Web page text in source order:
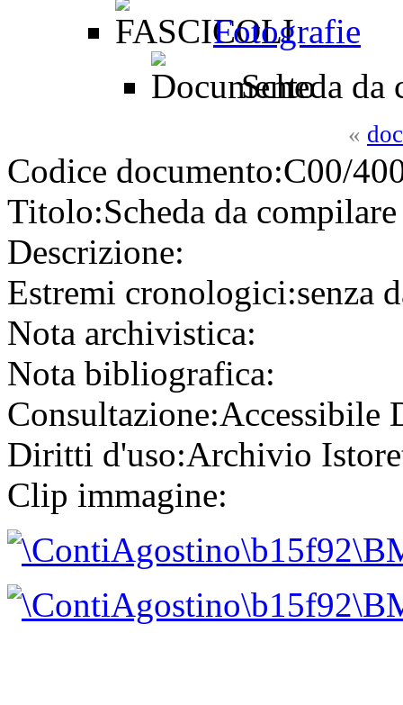
Fotografie
Scheda da
«
Codice documento:C00/
Titolo:Scheda da compilare
Descrizione:
Estremi cronologici:senza
Nota archivistica:
Nota bibliografica:
Consultazione:Accessibile
Diritti d'uso:Archivio
Clip immagine: